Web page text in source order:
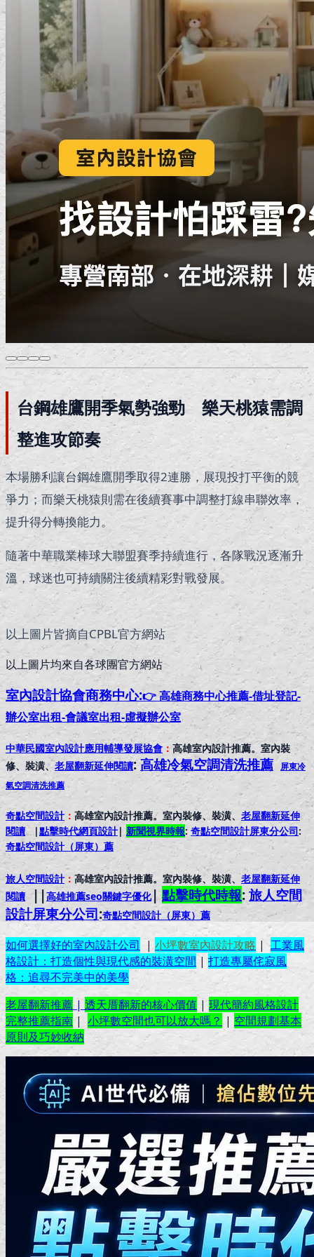
台鋼雄鷹開季氣勢強勁 樂天桃猿需調
整進攻節奏
本場勝利讓台鋼雄鷹開季取得2連勝，展現投打平衡的競
爭力；而樂天桃猿則需在後續賽事中調整打線串聯效率，
提升得分轉換能力。
隨著中華職業棒球大聯盟賽季持續進行，各隊戰況逐漸升
溫，球迷也可持續關注後續精彩對戰發展。
以上圖片皆摘自CPBL官方網站
以上圖片均來自各球團官方網站
室內設計協會商務中心:👉 高雄商務中心推薦-借址登記-
辦公室出租-會議室出租-虛擬辦公室
中華民國室內設計應用輔導發展協會 ： 高雄室內設計推薦。室內裝
修、裝潢、 老屋翻新延伸閱讀:高雄冷氣空調清洗推薦 屏東冷
氣空調清洗推薦
奇點空間設計： 高雄室內設計推薦。室內裝修、裝潢、 老屋翻新延伸
閱讀|點擊時代網頁設計| 新聞視界時報: 奇點空間設計屏東分公司:
奇點空間設計（屏東） 薦
旅人空間設計： 高雄室內設計推薦。室內裝修、裝潢、老屋翻新延伸
閱讀 ||高雄推薦seo關鍵字優化|點擊時代時報: 旅人空間
設計屏東分公司:奇點空間設計（屏東）薦
如何選擇好的室內設計公司 | 小坪數室內設計攻略 |工業風
格設計：打造個性與現代感的裝潢空間 | 打造專屬侘寂風
格：追尋不完美中的美學
老屋翻新推薦 | 透天厝翻新的核心價值 |現代簡約風格設計
完整推薦指南 | 小坪數空間也可以放大嗎？ | 空間規劃基本
原則及巧妙收納